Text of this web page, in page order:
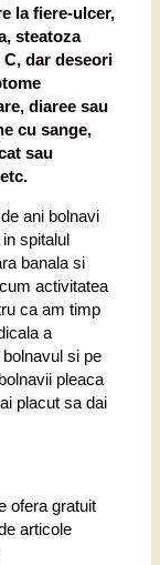
la fiere-ulcer,
steatoza
dar deseori
diaree sau
cu sange,
sau
ani bolnavi
spitalul
banala si
activitatea
ca am timp
a
si pe
pleaca
placut sa dai
ofera gratuit
articole